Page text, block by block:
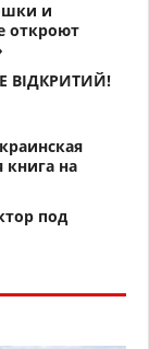
и
откроют
ВІДКРИТИЙ!
книга на
под